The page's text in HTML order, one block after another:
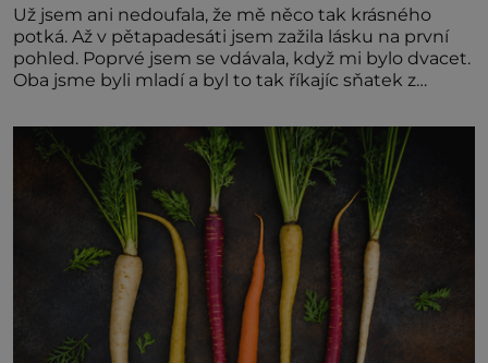
Už jsem ani nedoufala, že mě něco tak krásného
potká. Až v pětapadesáti jsem zažila lásku na první
pohled. Poprvé jsem se vdávala, když mi bylo dvacet.
Oba jsme byli mladí a byl to tak říkajíc sňatek z
zaopatřený mladý muž. Manželství nám oběma moc
nesvědčilo, brzy jsme zjistili, že